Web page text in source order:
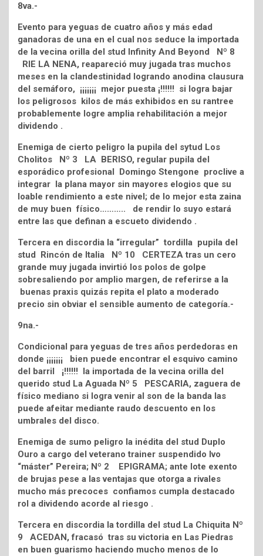
8va.-
Evento para yeguas de cuatro años y más edad
ganadoras de una en el cual nos seduce la importada
de la vecina orilla del stud Infinity And Beyond Nº 8
RIE LA NENA, reapareció muy jugada tras muchos
meses en la clandestinidad logrando anodina clausura
del semáforo, ¡¡¡¡¡¡¡ mejor puesta ¡!!!!!! si logra bajar
los peligrosos kilos de más exhibidos en su rantree
probablemente logre amplia rehabilitación a mejor
dividendo .
Enemiga de cierto peligro la pupila del sytud Los
Cholitos Nº 3 LA BERISO, regular pupila del
esporádico profesional Domingo Stengone proclive a
integrar la plana mayor sin mayores elogios que su
loable rendimiento a este nivel; de lo mejor esta zaina
de muy buen físico……….. de rendir lo suyo estará
entre las que definan a escueto dividendo .
Tercera en discordia la “irregular” tordilla pupila del
stud Rincón de Italia Nº 10 CERTEZA tras un cero
grande muy jugada invirtió los polos de golpe
sobresaliendo por amplio margen, de referirse a la
buenas praxis quizás repita el plato a moderado
precio sin obviar el sensible aumento de categoría.-
9na.-
Condicional para yeguas de tres años perdedoras en
donde ¡¡¡¡¡¡¡ bien puede encontrar el esquivo camino
del barril ¡!!!!!! la importada de la vecina orilla del
querido stud La Aguada Nº 5 PESCARIA, zaguera de
físico mediano si logra venir al son de la banda las
puede afeitar mediante raudo descuento en los
umbrales del disco.
Enemiga de sumo peligro la inédita del stud Duplo
Ouro a cargo del veterano trainer suspendido Ivo
“máster” Pereira; Nº 2 EPIGRAMA; ante lote exento
de brujas pese a las ventajas que otorga a rivales
mucho más precoces confiamos cumpla destacado
rol a dividendo acorde al riesgo .
Tercera en discordia la tordilla del stud La Chiquita Nº
9 ACEDAN, fracasó tras su victoria en Las Piedras
en buen guarismo haciendo mucho menos de lo